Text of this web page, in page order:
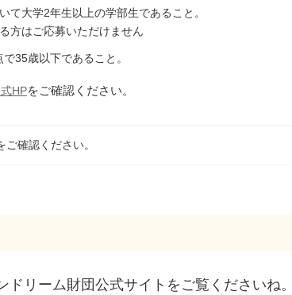
て大学2年生以上の学部生であること。
方はご応募いただけません
35歳以下であること。
HPをご確認ください。
ご確認ください。
リーム財団公式サイトをご覧くださいね。